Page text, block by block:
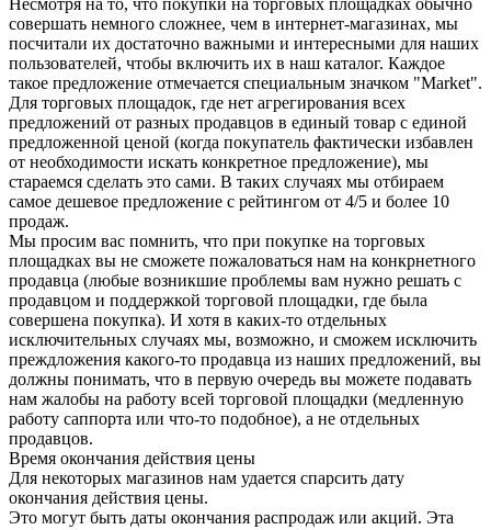
Несмотря на то, что покупки на торговых площадках обычно
совершать немного сложнее, чем в интернет-магазинах, мы
посчитали их достаточно важными и интересными для наших
пользователей, чтобы включить их в наш каталог. Каждое
такое предложение отмечается специальным значком "Market".
Для торговых площадок, где нет агрегирования всех
предложений от разных продавцов в единый товар с единой
предложенной ценой (когда покупатель фактически избавлен
от необходимости искать конкретное предложение), мы
стараемся сделать это сами. В таких случаях мы отбираем
самое дешевое предложение с рейтингом от 4/5 и более 10
продаж.
Мы просим вас помнить, что при покупке на торговых
площадках вы не сможете пожаловаться нам на конкрнетного
продавца (любые возникшие проблемы вам нужно решать с
продавцом и поддержкой торговой площадки, где была
совершена покупка). И хотя в каких-то отдельных
исключительных случаях мы, возможно, и сможем исключить
преждложения какого-то продавца из наших предложений, вы
должны понимать, что в первую очередь вы можете подавать
нам жалобы на работу всей торговой площадки (медленную
работу саппорта или что-то подобное), а не отдельных
продавцов.
Время окончания действия цены
Для некоторых магазинов нам удается спарсить дату
окончания действия цены.
Это могут быть даты окончания распродаж или акций. Эта